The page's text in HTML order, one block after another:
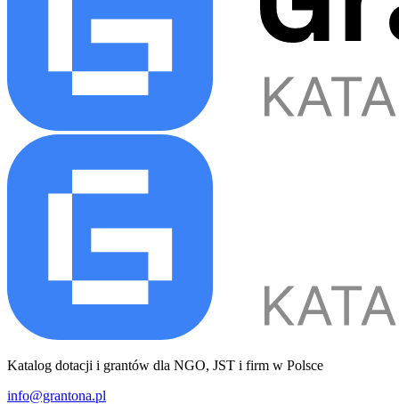
Katalog dotacji i grantów dla NGO, JST i firm w Polsce
info@grantona.pl